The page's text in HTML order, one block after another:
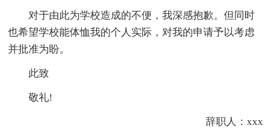
对于由此为学校造成的不便，我深感抱歉。但同时
也希望学校能体恤我的个人实际，对我的申请予以考虑
并批准为盼。
此致
敬礼!
辞职人：xxx